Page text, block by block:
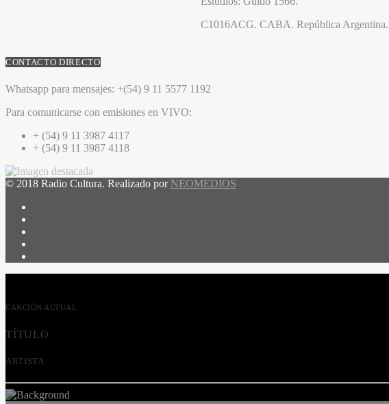
C1016ACG. CABA. República Argentina.
CONTACTO DIRECTO
Whatsapp para mensajes: +(54) 9 11 5577 1192
Para comunicarse con emisiones en VIVO:
+ (54) 9 11 3987 4117
+ (54) 9 11 3987 4118
© 2018 Radio Cultura. Realizado por NEOMEDIOS
CANCIÓN ACTUAL
TÍTULO
ARTISTA